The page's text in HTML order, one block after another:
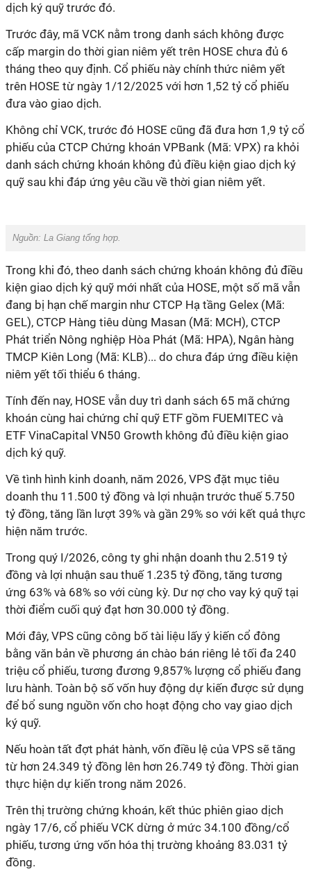
dịch ký quỹ trước đó.
Trước đây, mã VCK nằm trong danh sách không được
cấp margin do thời gian niêm yết trên HOSE chưa đủ 6
tháng theo quy định. Cổ phiếu này chính thức niêm yết
trên HOSE từ ngày 1/12/2025 với hơn 1,52 tỷ cổ phiếu
đưa vào giao dịch.
Không chỉ VCK, trước đó HOSE cũng đã đưa hơn 1,9 tỷ cổ
phiếu của CTCP Chứng khoán VPBank (Mã: VPX) ra khỏi
danh sách chứng khoán không đủ điều kiện giao dịch ký
quỹ sau khi đáp ứng yêu cầu về thời gian niêm yết.
Nguồn: La Giang tổng hợp.
Trong khi đó, theo danh sách chứng khoán không đủ điều
kiện giao dịch ký quỹ mới nhất của HOSE, một số mã vẫn
đang bị hạn chế margin như CTCP Hạ tầng Gelex (Mã:
GEL), CTCP Hàng tiêu dùng Masan (Mã: MCH), CTCP
Phát triển Nông nghiệp Hòa Phát (Mã: HPA), Ngân hàng
TMCP Kiên Long (Mã: KLB)... do chưa đáp ứng điều kiện
niêm yết tối thiểu 6 tháng.
Tính đến nay, HOSE vẫn duy trì danh sách 65 mã chứng
khoán cùng hai chứng chỉ quỹ ETF gồm FUEMITEC và
ETF VinaCapital VN50 Growth không đủ điều kiện giao
dịch ký quỹ.
Về tình hình kinh doanh, năm 2026, VPS đặt mục tiêu
doanh thu 11.500 tỷ đồng và lợi nhuận trước thuế 5.750
tỷ đồng, tăng lần lượt 39% và gần 29% so với kết quả thực
hiện năm trước.
Trong quý I/2026, công ty ghi nhận doanh thu 2.519 tỷ
đồng và lợi nhuận sau thuế 1.235 tỷ đồng, tăng tương
ứng 63% và 68% so với cùng kỳ. Dư nợ cho vay ký quỹ tại
thời điểm cuối quý đạt hơn 30.000 tỷ đồng.
Mới đây, VPS cũng công bố tài liệu lấy ý kiến cổ đông
bằng văn bản về phương án chào bán riêng lẻ tối đa 240
triệu cổ phiếu, tương đương 9,857% lượng cổ phiếu đang
lưu hành. Toàn bộ số vốn huy động dự kiến được sử dụng
để bổ sung nguồn vốn cho hoạt động cho vay giao dịch
ký quỹ.
Nếu hoàn tất đợt phát hành, vốn điều lệ của VPS sẽ tăng
từ hơn 24.349 tỷ đồng lên hơn 26.749 tỷ đồng. Thời gian
thực hiện dự kiến trong năm 2026.
Trên thị trường chứng khoán, kết thúc phiên giao dịch
ngày 17/6, cổ phiếu VCK dừng ở mức 34.100 đồng/cổ
phiếu, tương ứng vốn hóa thị trường khoảng 83.031 tỷ
đồng.